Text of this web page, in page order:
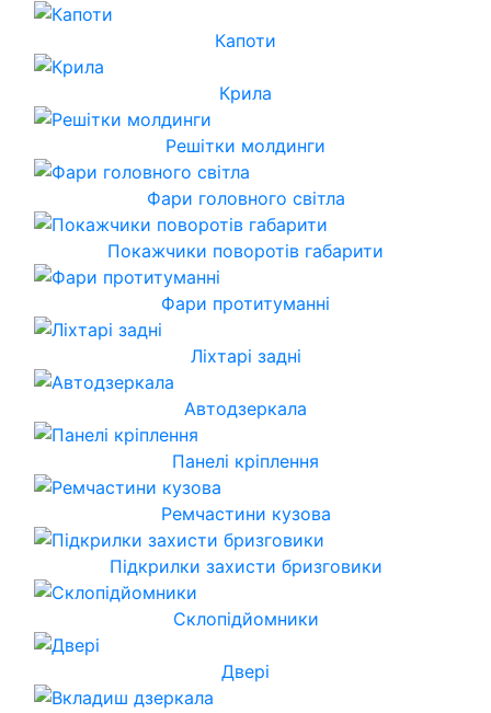
Капоти
Крила
Решітки молдинги
Фари головного світла
Покажчики поворотів габарити
Фари протитуманні
Ліхтарі задні
Автодзеркала
Панелі кріплення
Ремчастини кузова
Підкрилки захисти бризговики
Склопідйомники
Двері